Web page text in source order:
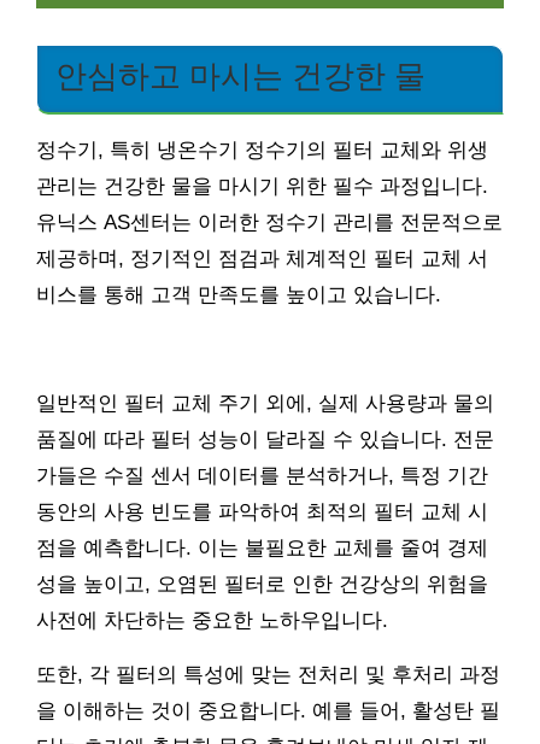
안심하고 마시는 건강한 물
정수기, 특히 냉온수기 정수기의 필터 교체와 위생
관리는 건강한 물을 마시기 위한 필수 과정입니다.
유닉스 AS센터는 이러한 정수기 관리를 전문적으로
제공하며, 정기적인 점검과 체계적인 필터 교체 서
비스를 통해 고객 만족도를 높이고 있습니다.
일반적인 필터 교체 주기 외에, 실제 사용량과 물의
품질에 따라 필터 성능이 달라질 수 있습니다. 전문
가들은 수질 센서 데이터를 분석하거나, 특정 기간
동안의 사용 빈도를 파악하여 최적의 필터 교체 시
점을 예측합니다. 이는 불필요한 교체를 줄여 경제
성을 높이고, 오염된 필터로 인한 건강상의 위험을
사전에 차단하는 중요한 노하우입니다.
또한, 각 필터의 특성에 맞는 전처리 및 후처리 과정
을 이해하는 것이 중요합니다. 예를 들어, 활성탄 필